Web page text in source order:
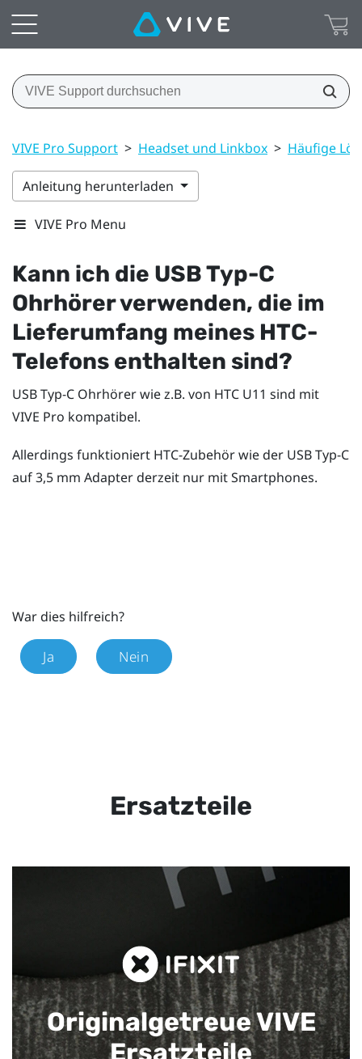
VIVE Pro Support > Headset und Linkbox > Häufige
Anleitung herunterladen
VIVE Pro Menu
Kann ich die USB Typ-C
Ohrhörer verwenden, die im
Lieferumfang meines HTC-
Telefons enthalten sind?
USB Typ-C Ohrhörer wie z.B. von HTC U11 sind mit
VIVE Pro kompatibel.
Allerdings funktioniert HTC-Zubehör wie der USB Typ-C
auf 3,5 mm Adapter derzeit nur mit Smartphones.
War dies hilfreich?
Ja Nein
Ersatzteile
Originalgetreue VIVE
Ersatzteile